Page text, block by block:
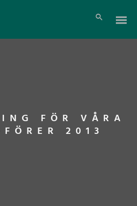
FÖR VÅRA
2013